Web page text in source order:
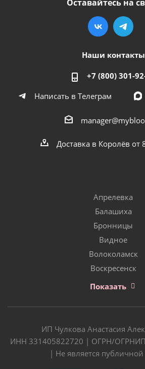
Оставайтесь на
Наши контакты
+7 (800) 301-
Написать в Телеграм
Доставка в Королёв от
Апрелевка
Балашиха
Бронницы
Видное
Волоколамск
Воскресенск
Показать
ИП Чулкова Анастасия
ИНН 331405822720 | ОГРН/
| Не является